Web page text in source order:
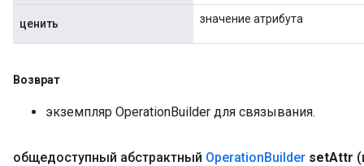
ценить значение атрибута
Возврат
экземпляр OperationBuilder для связывания.
общедоступный абстрактный OperationBuilder setAttr